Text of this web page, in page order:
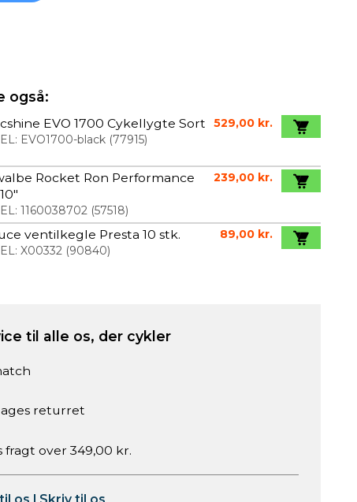
også:
EVO 1700 Cykellygte Sort
EVO1700-black(77915)
529,00 kr.
Rocket Ron Performance
1160038702(57518)
239,00 kr.
ventilkegle Presta 10 stk.
X00332(90840)
89,00 kr.
til alle os, der cykler
returret
fragt over 349,00 kr.
os | Skriv til os